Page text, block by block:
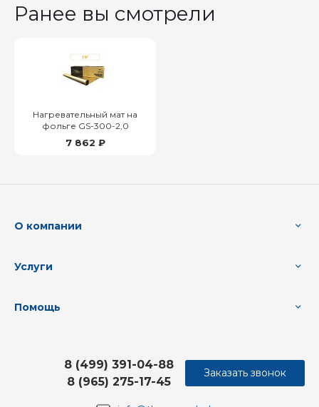
Ранее вы смотрели
Нагревательный мат на
фольге GS-300-2,0
7 862 ₽
О компании
Услуги
Помощь
8 (499) 391-04-88
8 (965) 275-17-45
Заказать звонок